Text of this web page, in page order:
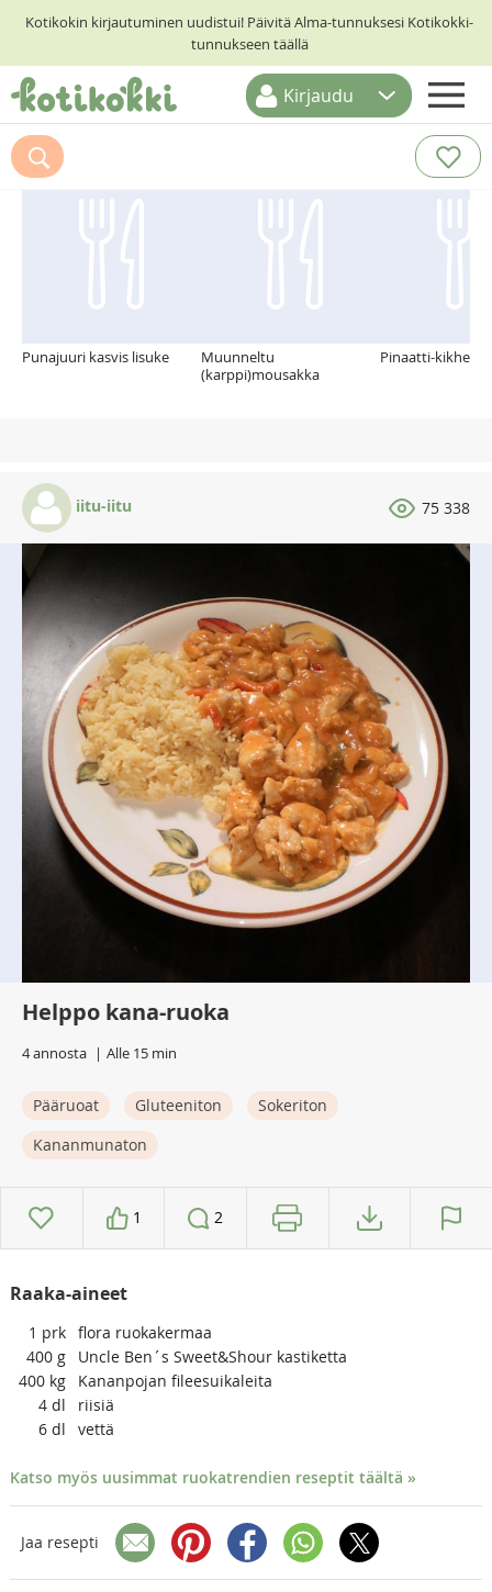
Kotikokin kirjautuminen uudistui! Päivitä Alma-tunnuksesi Kotikokki-
tunnukseen täällä
ETUSIVU
RESEPTIHAKU
Kirjaudu
Suosittelemme myös
Punajuuri kasvis lisuke
Muunneltu
(karppi)mousakka
Pinaatti-
iitu-iitu 75 338
Helppo kana-ruoka
4 annosta Alle 15 min
Pääruoat Gluteeniton
Sokeriton
Kananmunaton
1 2
Raaka-aineet
1 prk flora ruokakermaa
400 g
Uncle Ben´s Sweet&Shour kastiketta
400 kg
Kananpojan fileesuikaleita
4 dl
riisiä
6 dl vettä
Katso myös uusimmat ruokatrendien reseptit täältä »
Jaa resepti